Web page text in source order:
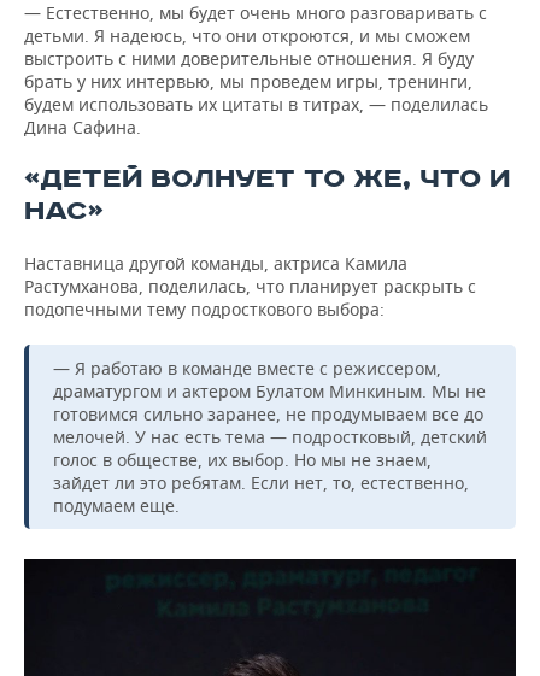
— Естественно, мы будет очень много разговаривать с
детьми. Я надеюсь, что они откроются, и мы сможем
выстроить с ними доверительные отношения. Я буду
брать у них интервью, мы проведем игры, тренинги,
будем использовать их цитаты в титрах, — поделилась
Дина Сафина.
«ДЕТЕЙ ВОЛНУЕТ ТО ЖЕ, ЧТО И
НАС»
Наставница другой команды, актриса Камила
Растумханова, поделилась, что планирует раскрыть с
подопечными тему подросткового выбора:
— Я работаю в команде вместе с режиссером,
драматургом и актером Булатом Минкиным. Мы не
готовимся сильно заранее, не продумываем все до
мелочей. У нас есть тема — подростковый, детский
голос в обществе, их выбор. Но мы не знаем,
зайдет ли это ребятам. Если нет, то, естественно,
подумаем еще.